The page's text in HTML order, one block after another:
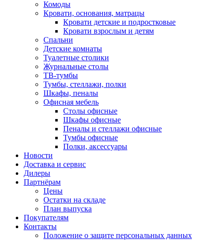
Комоды
Кровати, основания, матрацы
Кровати детские и подростковые
Кровати взрослым и детям
Спальни
Детские комнаты
Туалетные столики
Журнальные столы
ТВ-тумбы
Тумбы, стеллажи, полки
Шкафы, пеналы
Офисная мебель
Столы офисные
Шкафы офисные
Пеналы и стеллажи офисные
Тумбы офисные
Полки, аксессуары
Новости
Доставка и сервис
Дилеры
Партнёрам
Цены
Остатки на складе
План выпуска
Покупателям
Контакты
Положение о защите персональных данных